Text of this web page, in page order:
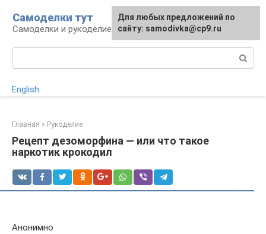
контенту
Самоделки тут
Самоделки и рукоделие для дома и участка
English
Главная » Рукоделие
Рецепт дезоморфина — или что такое
наркотик крокодил
Анонимно
Для любых предложений по
сайту: samodivka@cp9.ru